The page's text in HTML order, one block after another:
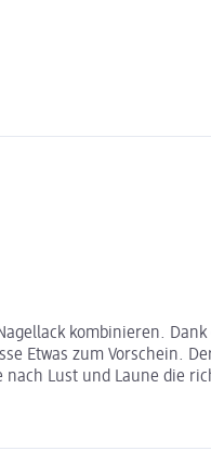
kombinieren.
Etwas zum Vorschein.
Lust und Laune die